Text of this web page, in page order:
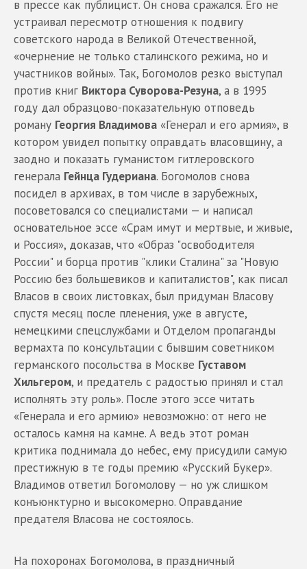
в прессе как публицист. Он снова сражался. Его не
устраивал пересмотр отношения к подвигу
советского народа в Великой Отечественной,
«очернение не только сталинского режима, но и
участников войны». Так, Богомолов резко выступал
против книг Виктора Суворова-Резуна, а в 1995
году дал образцово-показательную отповедь
роману Георгия Владимова «Генерал и его армия», в
котором увидел попытку оправдать власовщину, а
заодно и показать гуманистом гитлеровского
генерала Гейнца Гудериана. Богомолов снова
посидел в архивах, в том числе в зарубежных,
посоветовался со специалистами — и написал
основательное эссе «Срам имут и мертвые, и живые,
и Россия», доказав, что «Образ "освободителя
России" и борца против "клики Сталина" за "Hовую
Россию без большевиков и капиталистов", как писал
Власов в своих листовках, был придуман Власову
спустя месяц после пленения, уже в августе,
немецкими спецслужбами и Отделом пропаганды
вермахта по консультации с бывшим советником
германского посольства в Москве Густавом
Хильгером, и предатель с радостью принял и стал
исполнять эту роль». После этого эссе читать
«Генерала и его армию» невозможно: от него не
осталось камня на камне. А ведь этот роман
критика поднимала до небес, ему присудили самую
престижную в те годы премию «Русский Букер».
Владимов ответил Богомолову — но уж слишком
конъюнктурно и высокомерно. Оправдание
предателя Власова не состоялось.
На похоронах Богомолова, в праздничный